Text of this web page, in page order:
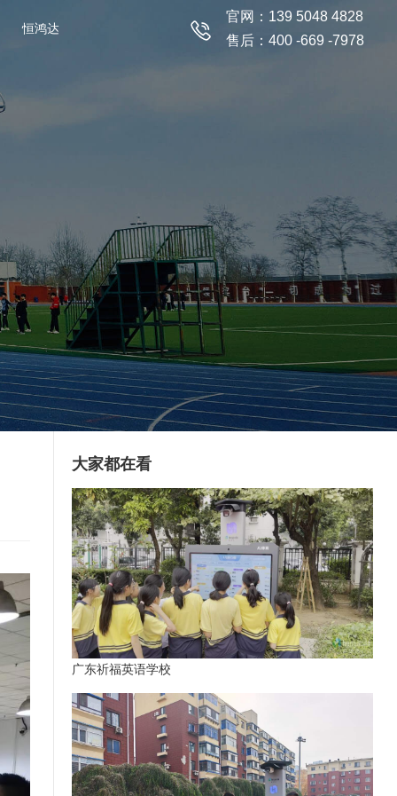
官网：139 5048 4828
售后：400 -669 -7978
恒鸿达
大家都在看
广东祈福英语学校